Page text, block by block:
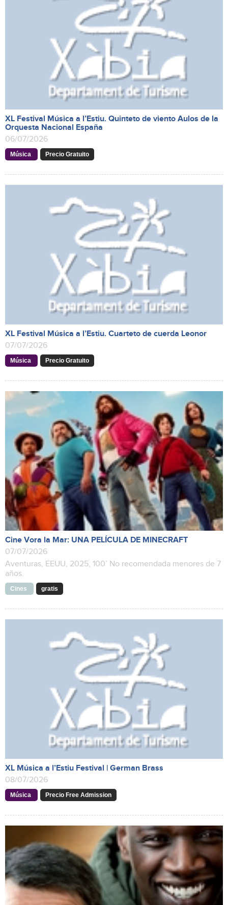
XL Festival Música a l’Estiu. Quinteto de viento Aulos de la
Orquesta Nacional España
06/07/2026
Música Precio Gratuito
XL Festival Música a l’Estiu. Cuarteto de cuerda Leonor
07/07/2026
Música Precio Gratuito
Cine Vora la Mar: UNA PELÍCULA DE MINECRAFT
07/07/2026
Aventuras, EEUU, 2025, 100’ No recomendada menores de 7
años.
Cines gratis
XL Música a l’Estiu Festival | German Brass
08/07/2026
Música Precio Free Admission